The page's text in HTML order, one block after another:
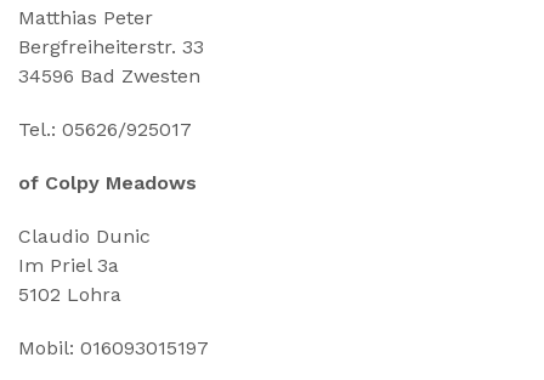
Matthias Peter
Bergfreiheiterstr. 33
34596 Bad Zwesten
Tel.: 05626/925017
of Colpy Meadows
Claudio Dunic
Im Priel 3a
5102 Lohra
Mobil: 016093015197